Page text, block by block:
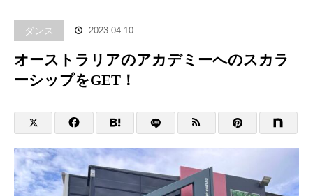
ダンス 2023.04.10
オーストラリアのアカデミーへのスカラ
ーシップをGET！